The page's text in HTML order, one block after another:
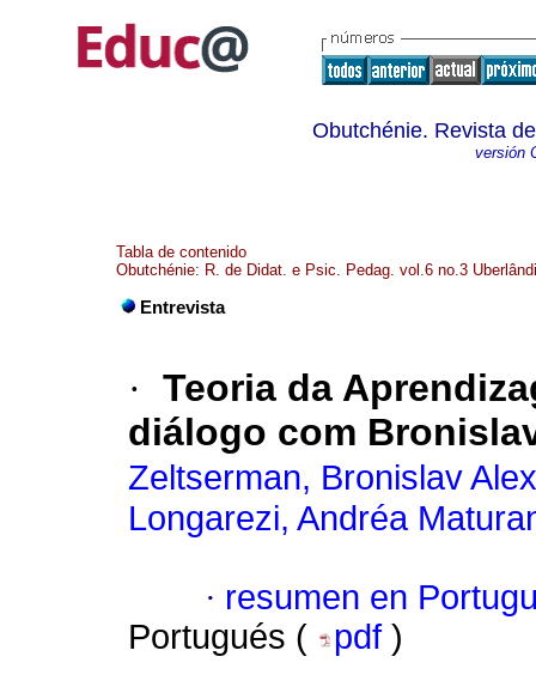
Obutchénie. Revista
versión
Tabla de contenido
Obutchénie: R. de Didat. e Psic. Pedag. vol.6 no.3
Entrevista
· Teoria da
diálogo com
Zeltserman, Bronislav
Longarezi, Andréa
· resumen en
Portugués (
pdf )